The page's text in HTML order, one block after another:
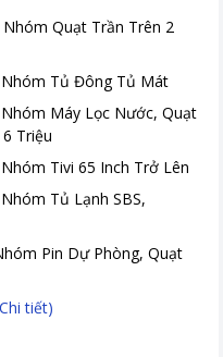
Quạt Trần Trên 2
Nhóm Tủ Đông Tủ Mát
Máy Lọc Nước, Quạt
Triệu
Tivi 65 Inch Trở Lên
Tủ Lạnh SBS,
Pin Dự Phòng, Quạt
tiết)